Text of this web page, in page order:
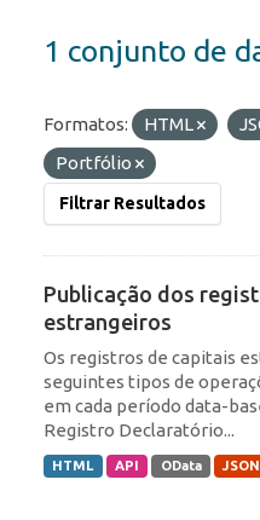
1 conjunto de
Formatos: HTML
Portfólio
Filtrar Resultados
Publicação dos
estrangeiros
Os registros de capitais
seguintes tipos de
em cada período data-
Registro Declaratório...
HTML API OData JSON